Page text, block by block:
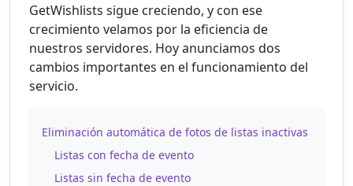
GetWishlists sigue creciendo, y con ese
crecimiento velamos por la eficiencia de
nuestros servidores. Hoy anunciamos dos
cambios importantes en el funcionamiento del
servicio.
Eliminación automática de fotos de listas inactivas
Listas con fecha de evento
Listas sin fecha de evento